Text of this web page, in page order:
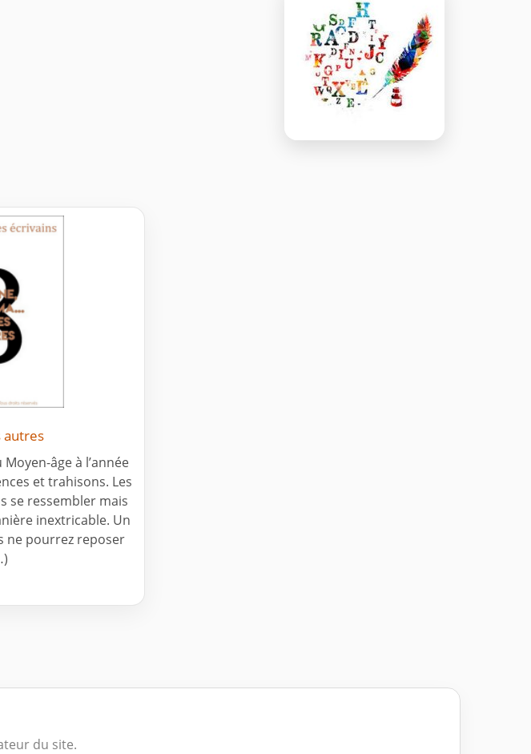
autres
âge à l’année
et trahisons. Les
se ressembler mais
inextricable. Un
ne pourrez reposer
du site.